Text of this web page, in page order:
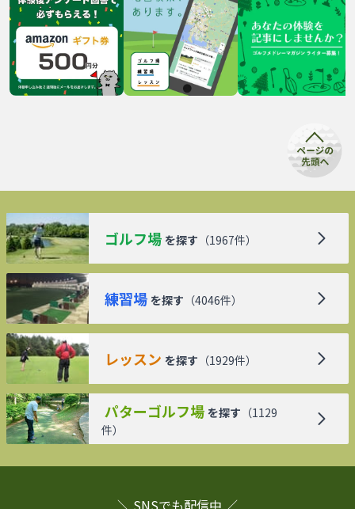
ゴルフ場 を探す （1967件）
練習場 を探す （4046件）
レッスン を探す （1929件）
パターゴルフ場 を探す （1129
件）
＼ SNSでも配信中 ／